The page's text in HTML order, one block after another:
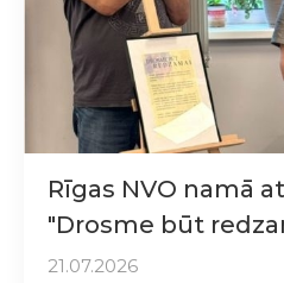
Rīgas NVO namā
"Drosme būt
21.07.2026